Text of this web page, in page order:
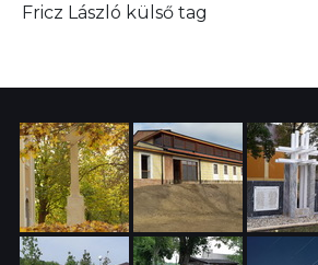
Fricz László külső tag